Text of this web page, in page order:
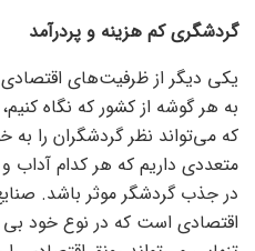
گردشگری کم هزینه و پردرآمد
یکی دیگر از ظرفیت‌های
به هر گوشه از کشور که نگاه
که می‌تواند نظر گردشگران را
متعددی داریم که هر کدام آداب
در جذب گردشگر موثر باشد.
اقتصادی است که در نوع خود